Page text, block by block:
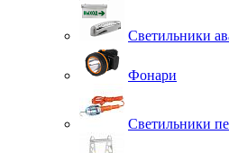
Светильники
Фонари
Светильники